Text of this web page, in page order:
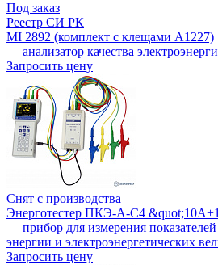
Под заказ
Реестр СИ РК
MI 2892 (комплект с клещами А1227)
— анализатор качества
Запросить цену
Снят с производства
Энерготестер ПКЭ-А-С4
— прибор для измерения показателей
энергии и электроэнергетических
Запросить цену